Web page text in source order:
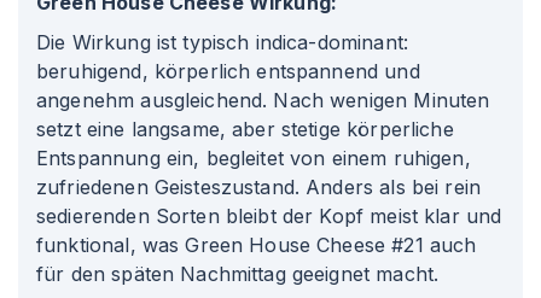
Die Wirkung ist typisch indica-dominant:
beruhigend, körperlich entspannend und
angenehm ausgleichend. Nach wenigen Minuten
setzt eine langsame, aber stetige körperliche
Entspannung ein, begleitet von einem ruhigen,
zufriedenen Geisteszustand. Anders als bei rein
sedierenden Sorten bleibt der Kopf meist klar und
funktional, was Green House Cheese #21 auch
für den späten Nachmittag geeignet macht.